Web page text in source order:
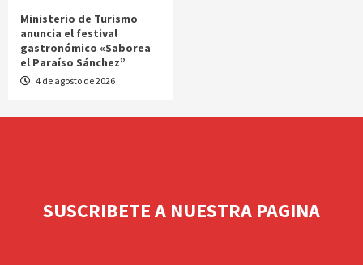
Ministerio de Turismo
anuncia el festival
gastronómico «Saborea
el Paraíso Sánchez”
4 de agosto de 2026
SUSCRIBETE A NUESTRA PAGINA